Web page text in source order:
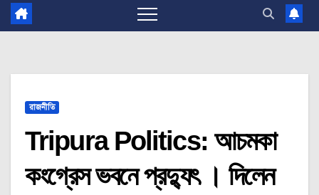
রাজনীতি
Tripura Politics: আচমকা
কংগ্রেস ভবনে প্রদ্যুৎ । দিলেন